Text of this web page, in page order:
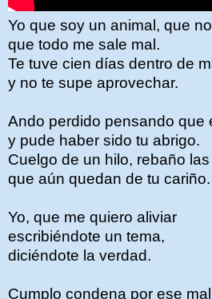
Yo que soy un animal, que
que todo me sale mal.
Te tuve cien días dentro de
y no te supe aprovechar.
Ando perdido pensando que
y pude haber sido tu abrigo.
Cuelgo de un hilo, rebaño
que aún quedan de tu cariño.
Yo, que me quiero aliviar
escribiéndote un tema,
diciéndote la verdad.
Cumplo condena por ese